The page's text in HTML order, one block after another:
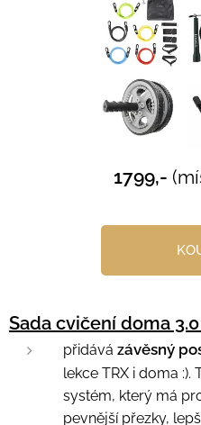
1799,-
Sada cvičení doma 3.0
přidává závěsný
lekce TRX i doma :).
systém, který má
pevnější přezky,